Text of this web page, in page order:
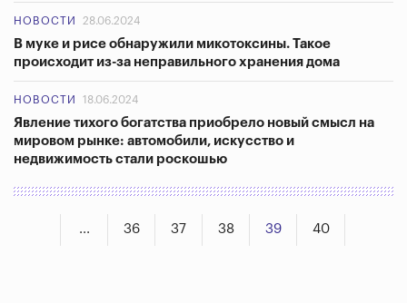
НОВОСТИ 28.06.2024
В муке и рисе обнаружили микотоксины. Такое
происходит из-за неправильного хранения дома
НОВОСТИ 18.06.2024
Явление тихого богатства приобрело новый смысл на
мировом рынке: автомобили, искусство и
недвижимость стали роскошью
... 36 37 38 39 40